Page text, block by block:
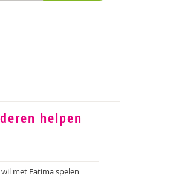
helpen
met Fatima spelen